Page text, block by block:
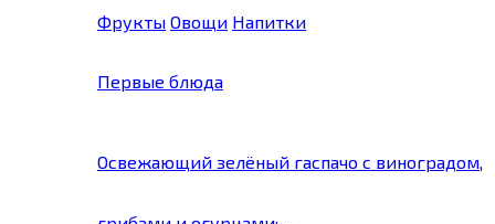
Фрукты Овощи Напитки
Первые блюда
Освежающий зелёный гаспачо с виноградом,